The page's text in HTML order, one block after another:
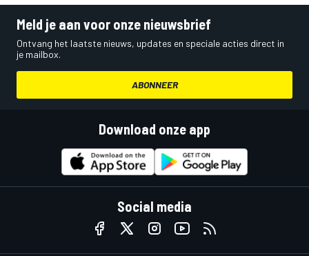
Meld je aan voor onze nieuwsbrief
Ontvang het laatste nieuws, updates en speciale acties direct in
je mailbox.
ABONNEER
Download onze app
Social media